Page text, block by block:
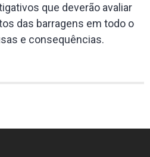
que deverão avaliar
das barragens em todo o
e consequências.